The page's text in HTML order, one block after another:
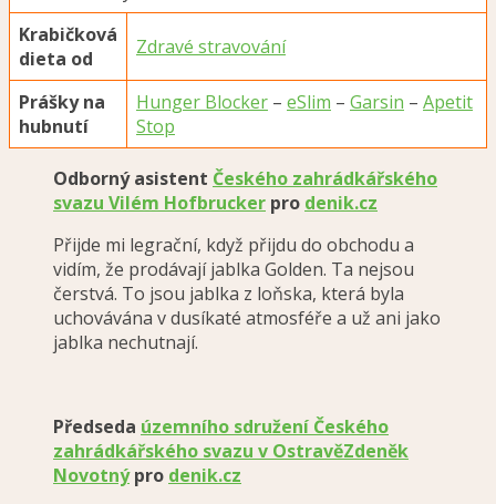
Krabičková
dieta od
Zdravé stravování
Prášky na
hubnutí
Hunger Blocker – eSlim – Garsin – Apetit
Stop
Odborný asistent Českého zahrádkářského
svazu Vilém Hofbrucker pro denik.cz
Přijde mi legrační, když přijdu do obchodu a
vidím, že prodávají jablka Golden. Ta nejsou
čerstvá. To jsou jablka z loňska, která byla
uchovávána v dusíkaté atmosféře a už ani jako
jablka nechutnají.
Předseda územního sdružení Českého
zahrádkářského svazu v OstravěZdeněk
Novotnýpro denik.cz